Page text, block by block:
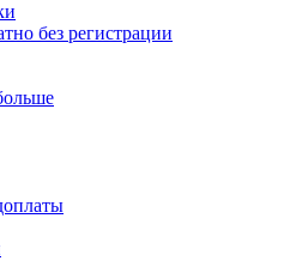
без регистрации